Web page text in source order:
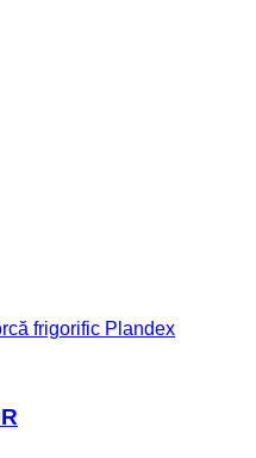
frigorific Plandex